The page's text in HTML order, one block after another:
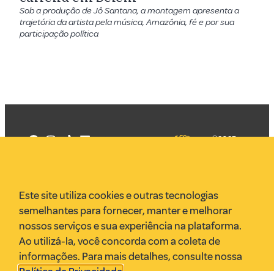
Sob a produção de Jô Santana, a montagem apresenta a
trajetória da artista pela música, Amazônia, fé e por sua
participação política
VR Assessoria
Parcerias
Envie uma pauta
Anuncie
©2025
Este site utiliza cookies e outras tecnologias
semelhantes para fornecer, manter e melhorar
nossos serviços e sua experiência na plataforma.
Ao utilizá-la, você concorda com a coleta de
informações. Para mais detalhes, consulte nossa